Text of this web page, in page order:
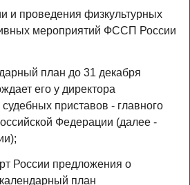
и проведения физкультурных
мероприятий ФССП России
план до 31 декабря
его у директора
приставов - главного
Федерации (далее -
России предложения о
план